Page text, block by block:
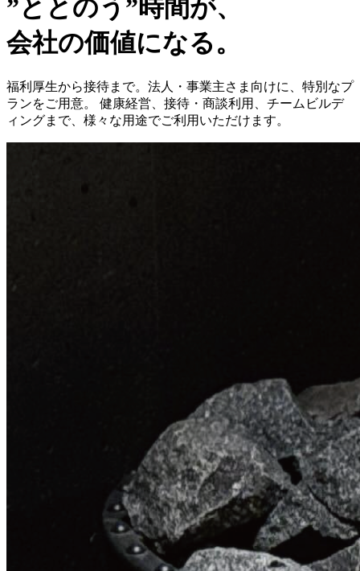
”ととのう”時間が、
会社の価値になる。
福利厚生から接待まで。法人・事業主さま向けに、特別なプ
ランをご用意。 健康経営、接待・商談利用、チームビルデ
ィングまで、様々な用途でご利用いただけます。